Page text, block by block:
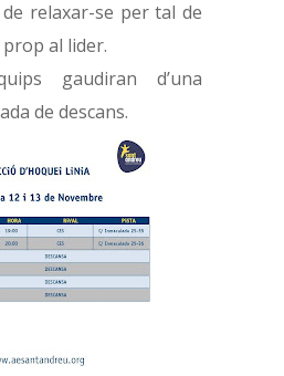
relaxar-se per tal de
al lider.
gaudiran d’una
de descans.